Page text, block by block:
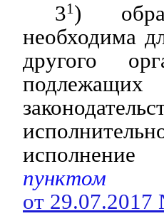
31 )
необходима
другого
от